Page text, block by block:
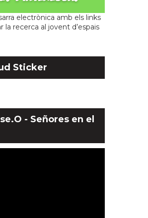
electrònica amb els links
la recerca al jovent d’espais
Sticker
- Señores en el